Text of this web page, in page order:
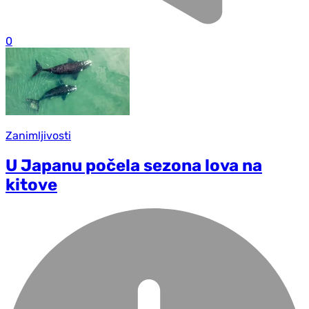
0
Zanimljivosti
U Japanu počela sezona lova na
kitove